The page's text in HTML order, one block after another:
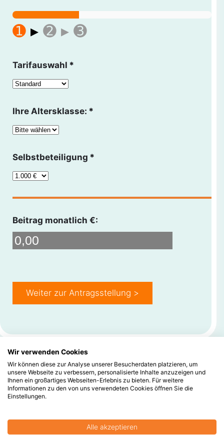
➊ ▸ ➋ ▸ ➌
Tarifauswahl *
Ihre Altersklasse: *
Selbstbeteiligung *
Beitrag monatlich €:
Weiter zur Antragsstellung >
Wir verwenden Cookies
Wir können diese zur Analyse unserer Besucherdaten platzieren, um
unsere Webseite zu verbessern, personalisierte Inhalte anzuzeigen und
Ihnen ein großartiges Webseiten-Erlebnis zu bieten. Für weitere
Informationen zu den von uns verwendeten Cookies öffnen Sie die
Einstellungen.
Alle akzeptieren